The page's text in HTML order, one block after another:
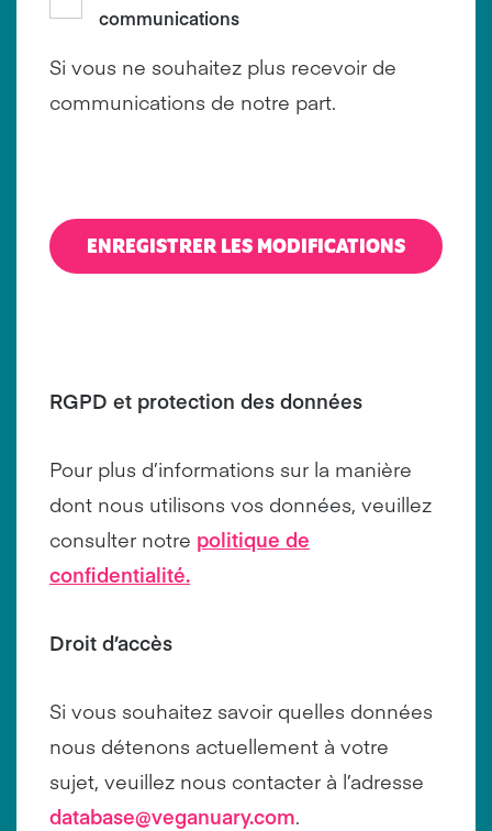
communications
Si vous ne souhaitez plus recevoir de
communications de notre part.
ENREGISTRER LES MODIFICATIONS
RGPD et protection des données
Pour plus d’informations sur la manière
dont nous utilisons vos données, veuillez
consulter notre politique de
confidentialité.
Droit d’accès
Si vous souhaitez savoir quelles données
nous détenons actuellement à votre
sujet, veuillez nous contacter à l’adresse
database@veganuary.com.